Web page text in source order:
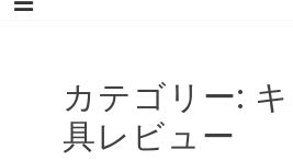
カテゴリー:
具レビュー